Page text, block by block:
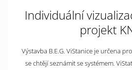
Individuální
projekt
Výstavba B.E.G. ViStanice je určena
se chtějí seznámit se systémem.